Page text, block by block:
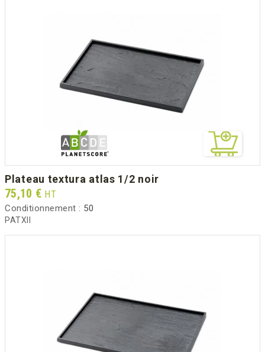
plateau textura atlas 1/2 noir
Prix
75,10 € HT
Conditionnement : 50
PATXII